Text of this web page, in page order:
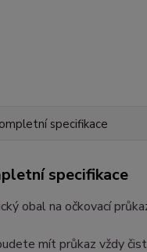
specifikace
specifikace
obal na očkovací
mít průkaz vždy